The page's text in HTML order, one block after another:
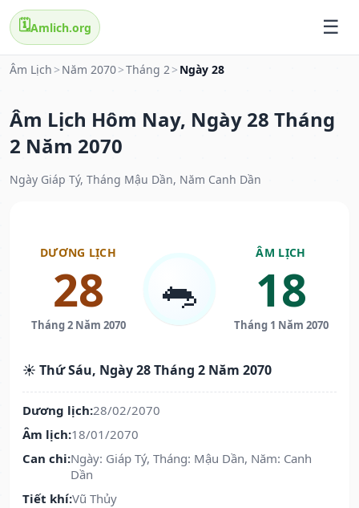
🗓️Amlich.org
Âm Lịch > Năm 2070>Tháng 2> Ngày 28
Âm Lịch Hôm Nay, Ngày 28 Tháng
2 Năm 2070
Ngày Giáp Tý, Tháng Mậu Dần, Năm Canh Dần
DƯƠNG LỊCH
28
Tháng 2 Năm 2070
🐀
ÂM LỊCH
18
Tháng 1 Năm 2070
☀️ Thứ Sáu, Ngày 28 Tháng 2 Năm 2070
Dương lịch:28/02/2070
Âm lịch:18/01/2070
Can chi:Ngày: Giáp Tý, Tháng: Mậu Dần, Năm: Canh
Dần
Tiết khí:Vũ Thủy